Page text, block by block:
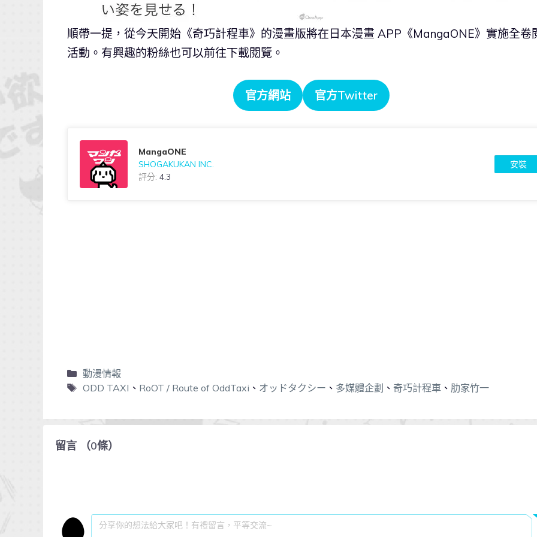
順帶一提，從今天開始《奇巧計程車》的漫畫版將在日本漫畫 APP《MangaONE》實施全卷
活動。有興趣的粉絲也可以前往下載閱覽。
官方網站 官方Twitter
MangaONE
SHOGAKUKAN INC.
評分: 4.3
安裝
動漫情報
ODD TAXI 、 RoOT / Route of OddTaxi 、 オッドタクシー 、 多媒體企劃 、 奇巧計程車、 肋家竹一
留言 （0條）